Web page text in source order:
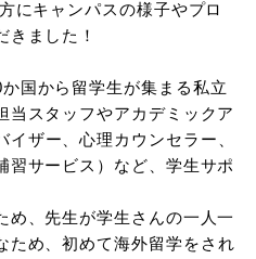
にキャンパスの様子やプロ
きました！
国から留学生が集まる私立
当スタッフやアカデミックア
イザー、心理カウンセラー、
習サービス）など、学生サポ
め、先生が学生さんの一人一
ため、初めて海外留学をされ